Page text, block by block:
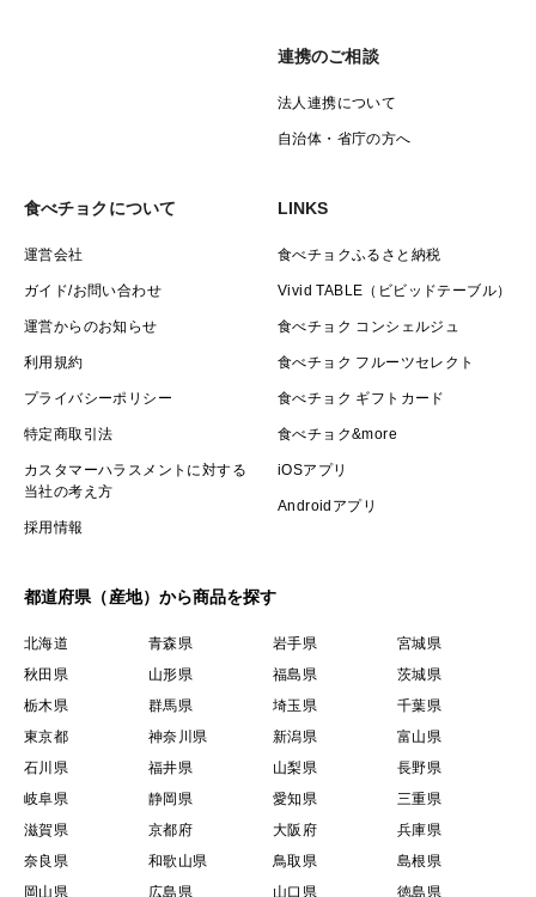
連携のご相談
法人連携について
自治体・省庁の方へ
食べチョクについて
運営会社
ガイド/お問い合わせ
運営からのお知らせ
利用規約
プライバシーポリシー
特定商取引法
カスタマーハラスメントに対する
当社の考え方
採用情報
LINKS
食べチョクふるさと納税
Vivid TABLE（ビビッドテーブル）
食べチョク コンシェルジュ
食べチョク フルーツセレクト
食べチョク ギフトカード
食べチョク&more
iOSアプリ
Androidアプリ
都道府県（産地）から商品を探す
北海道 青森県 岩手県
宮城県
秋田県
山形県 福島県
茨城県
栃木県
群馬県 埼玉県
千葉県
東京都
神奈川県 新潟県
富山県
石川県
福井県 山梨県
長野県
岐阜県
静岡県 愛知県
三重県
滋賀県
京都府 大阪府
兵庫県
奈良県
和歌山県 鳥取県
島根県
岡山県
広島県 山口県 徳島県